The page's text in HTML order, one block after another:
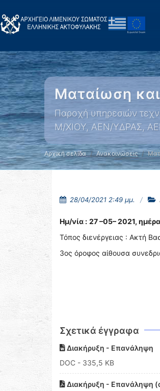
Ματαίωση
Παροχή υπηρεσιών
Μ/ΧΙΟΥ, ΑΕΝ/ΥΔΡΑΣ,
Αρχική σελίδα Ανακοινώσεις
28/04/2021 2:49 μμ.
Ημ/νία : 27 –05– 2021,
Τόπος διενέργειας : Ακτή
3ος όροφος αίθουσα
Σχετικά έγγραφα
Διακήρυξη - Επανάληψη
DOC - 335,5 KB
Διακήρυξη - Επανάληψη